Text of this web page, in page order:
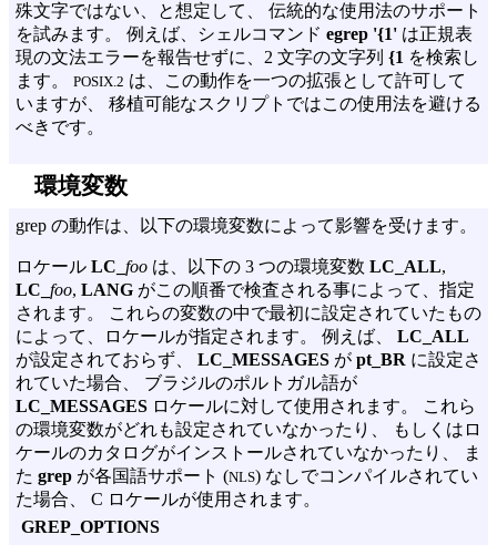
殊文字ではない、と想定して、 伝統的な使用法のサポート
を試みます。 例えば、シェルコマンド egrep '{1' は正規表
現の文法エラーを報告せずに、2 文字の文字列 {1 を検索し
ます。 POSIX.2 は、この動作を一つの拡張として許可して
いますが、 移植可能なスクリプトではこの使用法を避ける
べきです。
環境変数
grep の動作は、以下の環境変数によって影響を受けます。
ロケール LC_ foo は、以下の 3 つの環境変数 LC_ALL,
LC_ foo, LANG がこの順番で検査される事によって、指定
されます。 これらの変数の中で最初に設定されていたもの
によって、ロケールが指定されます。 例えば、 LC_ALL
が設定されておらず、 LC_MESSAGES が pt_BR に設定さ
れていた場合、 ブラジルのポルトガル語が
LC_MESSAGES ロケールに対して使用されます。 これら
の環境変数がどれも設定されていなかったり、 もしくはロ
ケールのカタログがインストールされていなかったり、 ま
た grep が各国語サポート (NLS) なしでコンパイルされてい
た場合、 C ロケールが使用されます。
GREP_OPTIONS